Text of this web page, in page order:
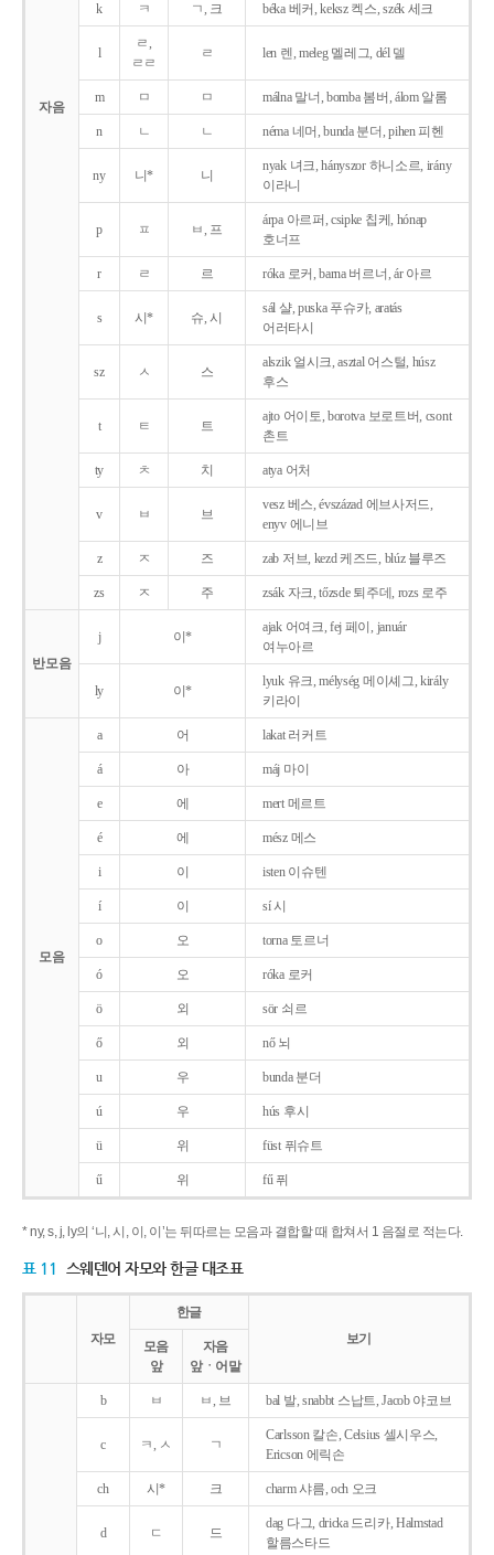
자음
k ㅋ ㄱ, 크 béka 베커, keksz 켁스, szék 세크
l
ㄹ,
ㄹㄹ
ㄹ len 렌, meleg 멜레그, dél 델
m ㅁ ㅁ málna 말너, bomba 봄버, álom 알롬
n ㄴ ㄴ néma 네머, bunda 분더, pihen 피헨
ny 니* 니
nyak 녀크, hányszor 하니소르, irány
이라니
p ㅍ ㅂ, 프
árpa 아르퍼, csipke 칩케, hónap
호너프
r ㄹ 르 róka 로커, barna 버르너, ár 아르
s 시* 슈, 시
sál 샬, puska 푸슈카, aratás
어러타시
sz ㅅ 스
alszik 얼시크, asztal 어스털, húsz
후스
t ㅌ 트
ajto 어이토, borotva 보로트버, csont
촌트
ty ㅊ 치 atya 어처
v ㅂ 브
vesz 베스, évszázad 에브사저드,
enyv 에니브
z ㅈ 즈 zab 저브, kezd 케즈드, blúz 블루즈
zs ㅈ 주 zsák 자크, tőzsde 퇴주데, rozs 로주
반모음
j 이*
ajak 어여크, fej 페이, január
여누아르
ly 이*
lyuk 유크, mélység 메이셰그, király
키라이
모음
a 어 lakat 러커트
á 아 máj 마이
e 에 mert 메르트
é 에 mész 메스
i 이 isten 이슈텐
í 이 sí 시
o 오 torna 토르너
ó 오 róka 로커
ö 외 sör 쇠르
ő 외 nő 뇌
u 우 bunda 분더
ú 우 hús 후시
ü 위 füst 퓌슈트
ű 위 fű 퓌
* ny, s, j, ly의 ‘니, 시, 이, 이’는 뒤따르는 모음과 결합할 때 합쳐서 1 음절로 적는다.
표 11 스웨덴어 자모와 한글 대조표
자모
한글
보기
모음
앞
자음
앞ㆍ어말
b ㅂ ㅂ, 브 bal 발, snabbt 스납트, Jacob 야코브
c ㅋ, ㅅ ㄱ
Carlsson 칼손, Celsius 셀시우스,
Ericson 에릭손
ch 시* 크 charm 샤름, och 오크
d ㄷ 드
dag 다그, dricka 드리카, Halmstad
할름스타드